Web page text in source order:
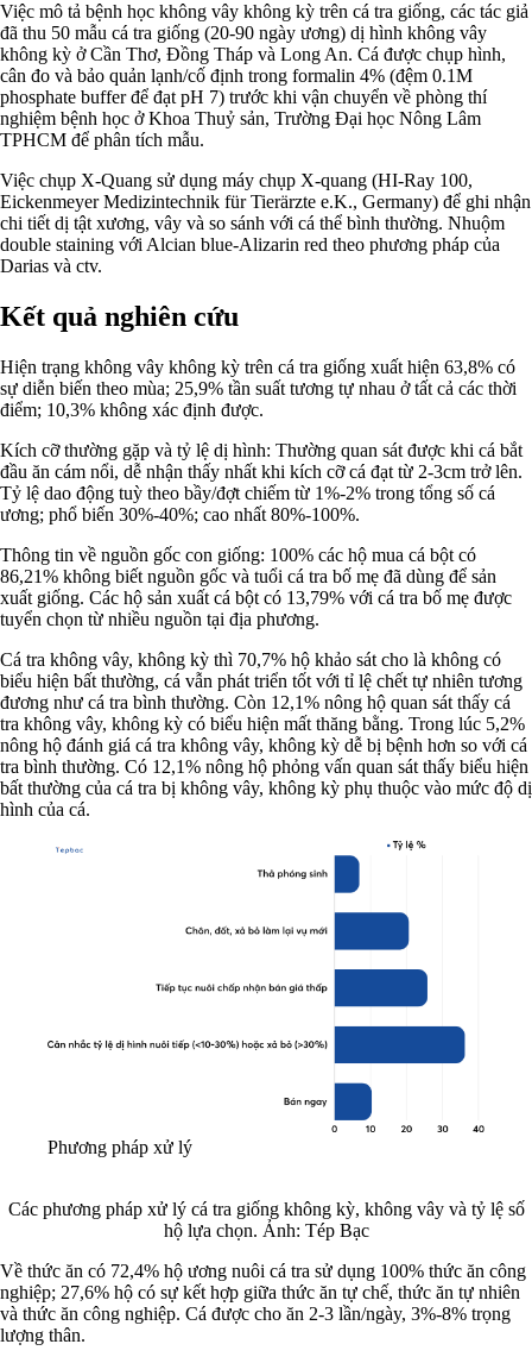
Việc mô tả bệnh học không vây không kỳ trên cá tra giống, các tác giả
đã thu 50 mẫu cá tra giống (20-90 ngày ương) dị hình không vây
không kỳ ở Cần Thơ, Đồng Tháp và Long An. Cá được chụp hình,
cân đo và bảo quản lạnh/cố định trong formalin 4% (đệm 0.1M
phosphate buffer để đạt pH 7) trước khi vận chuyển về phòng thí
nghiệm bệnh học ở Khoa Thuỷ sản, Trường Đại học Nông Lâm
TPHCM để phân tích mẫu.
Việc chụp X-Quang sử dụng máy chụp X-quang (HI-Ray 100,
Eickenmeyer Medizintechnik für Tierärzte e.K., Germany) để ghi nhận
chi tiết dị tật xương, vây và so sánh với cá thể bình thường. Nhuộm
double staining với Alcian blue-Alizarin red theo phương pháp của
Darias và ctv.
Kết quả nghiên cứu
Hiện trạng không vây không kỳ trên cá tra giống xuất hiện 63,8% có
sự diễn biến theo mùa; 25,9% tần suất tương tự nhau ở tất cả các thời
điểm; 10,3% không xác định được.
Kích cỡ thường gặp và tỷ lệ dị hình: Thường quan sát được khi cá bắt
đầu ăn cám nổi, dễ nhận thấy nhất khi kích cỡ cá đạt từ 2-3cm trở lên.
Tỷ lệ dao động tuỳ theo bầy/đợt chiếm từ 1%-2% trong tổng số cá
ương; phổ biến 30%-40%; cao nhất 80%-100%.
Thông tin về nguồn gốc con giống: 100% các hộ mua cá bột có
86,21% không biết nguồn gốc và tuổi cá tra bố mẹ đã dùng để sản
xuất giống. Các hộ sản xuất cá bột có 13,79% với cá tra bố mẹ được
tuyển chọn từ nhiều nguồn tại địa phương.
Cá tra không vây, không kỳ thì 70,7% hộ khảo sát cho là không có
biểu hiện bất thường, cá vẫn phát triển tốt với tỉ lệ chết tự nhiên tương
đương như cá tra bình thường. Còn 12,1% nông hộ quan sát thấy cá
tra không vây, không kỳ có biểu hiện mất thăng bằng. Trong lúc 5,2%
nông hộ đánh giá cá tra không vây, không kỳ dễ bị bệnh hơn so với cá
tra bình thường. Có 12,1% nông hộ phỏng vấn quan sát thấy biểu hiện
bất thường của cá tra bị không vây, không kỳ phụ thuộc vào mức độ dị
hình của cá.
Phương pháp xử lý
Các phương pháp xử lý cá tra giống không kỳ, không vây và tỷ lệ số
hộ lựa chọn. Ảnh: Tép Bạc
Về thức ăn có 72,4% hộ ương nuôi cá tra sử dụng 100% thức ăn công
nghiệp; 27,6% hộ có sự kết hợp giữa thức ăn tự chế, thức ăn tự nhiên
và thức ăn công nghiệp. Cá được cho ăn 2-3 lần/ngày, 3%-8% trọng
lượng thân.